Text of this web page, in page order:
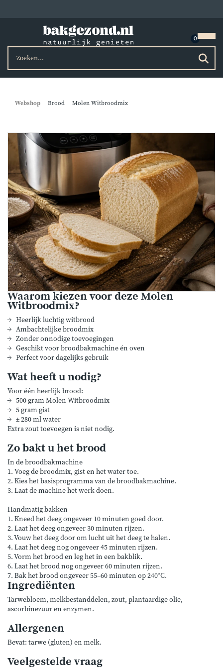
Webshop Brood Molen Witbroodmix
Waarom kiezen voor deze Molen
Witbroodmix?
Heerlijk luchtig witbrood
Ambachtelijke broodmix
Zonder onnodige toevoegingen
Geschikt voor broodbakmachine én oven
Perfect voor dagelijks gebruik
Wat heeft u nodig?
Voor één heerlijk brood:
500 gram Molen Witbroodmix
5 gram gist
± 280 ml water
Extra zout toevoegen is niet nodig.
Zo bakt u het brood
In de broodbakmachine
1. Voeg de broodmix, gist en het water toe.
2. Kies het basisprogramma van de broodbakmachine.
3. Laat de machine het werk doen.
Handmatig bakken
1. Kneed het deeg ongeveer 10 minuten goed door.
2. Laat het deeg ongeveer 30 minuten rijzen.
3. Vouw het deeg door om lucht uit het deeg te halen.
4. Laat het deeg nog ongeveer 45 minuten rijzen.
5. Vorm het brood en leg het in een bakblik.
6. Laat het brood nog ongeveer 60 minuten rijzen.
7. Bak het brood ongeveer 55–60 minuten op 240°C.
Ingrediënten
Tarwebloem, melkbestanddelen, zout, plantaardige olie,
ascorbinezuur en enzymen.
Allergenen
Bevat: tarwe (gluten) en melk.
Veelgestelde vraag